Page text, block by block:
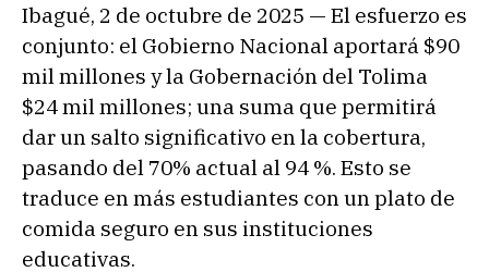
Ibagué, 2 de octubre de 2025 — El esfuerzo es
conjunto: el Gobierno Nacional aportará $90
mil millones y la Gobernación del Tolima
$24 mil millones; una suma que permitirá
dar un salto significativo en la cobertura,
pasando del 70% actual al 94 %. Esto se
traduce en más estudiantes con un plato de
comida seguro en sus instituciones
educativas.